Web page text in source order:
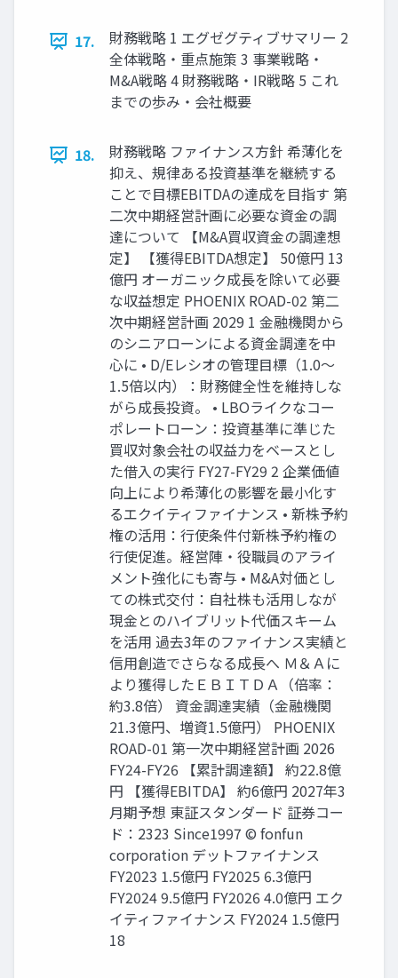
17.
財務戦略 1 エグゼグティブサマリー 2
全体戦略・重点施策 3 事業戦略・
M&A戦略 4 財務戦略・IR戦略 5 これ
までの歩み・会社概要
18.
財務戦略 ファイナンス方針 希薄化を
抑え、規律ある投資基準を継続する
ことで目標EBITDAの達成を目指す 第
二次中期経営計画に必要な資金の調
達について 【M&A買収資金の調達想
定】 【獲得EBITDA想定】 50億円 13
億円 オーガニック成長を除いて必要
な収益想定 PHOENIX ROAD-02 第二
次中期経営計画 2029 1 金融機関から
のシニアローンによる資金調達を中
心に • D/Eレシオの管理目標（1.0～
1.5倍以内）：財務健全性を維持しな
がら成長投資。 • LBOライクなコー
ポレートローン：投資基準に準じた
買収対象会社の収益力をベースとし
た借入の実行 FY27-FY29 2 企業価値
向上により希薄化の影響を最小化す
るエクイティファイナンス • 新株予約
権の活用：行使条件付新株予約権の
行使促進。経営陣・役職員のアライ
メント強化にも寄与 • M&A対価とし
ての株式交付：自社株も活用しなが
現金とのハイブリット代価スキーム
を活用 過去3年のファイナンス実績と
信用創造でさらなる成長へ Ｍ＆Ａに
より獲得したＥＢＩＴＤＡ（倍率：
約3.8倍） 資金調達実績（金融機関
21.3億円、増資1.5億円） PHOENIX
ROAD-01 第一次中期経営計画 2026
FY24-FY26 【累計調達額】 約22.8億
円 【獲得EBITDA】 約6億円 2027年3
月期予想 東証スタンダード 証券コー
ド：2323 Since1997 © fonfun
corporation デットファイナンス
FY2023 1.5億円 FY2025 6.3億円
FY2024 9.5億円 FY2026 4.0億円 エク
イティファイナンス FY2024 1.5億円
18